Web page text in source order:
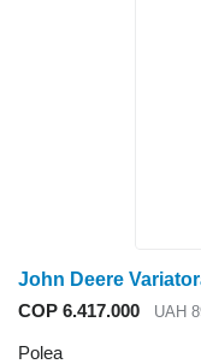
COP 6.417.000 UAH
Polea